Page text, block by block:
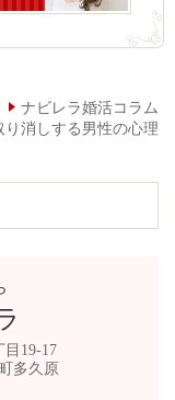
ナビレラ婚活コラム
消しする男性の心理
19-17
多久原